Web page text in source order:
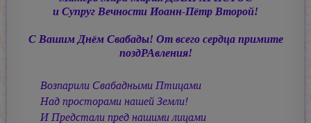
и Супруг ВечностиИоанн-Пётр Второй!
С Вашим Днём Свабады! От всего сердца примите
поздРАвления!
Возпарили Свабадными Птицами
Над просторами нашей Земли!
И Предстали пред нашими лицами